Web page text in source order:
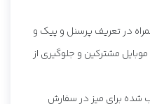
در تعریف پرسنل و پیک و
مشترکین و جلوگیری از
برای میز در سفارش